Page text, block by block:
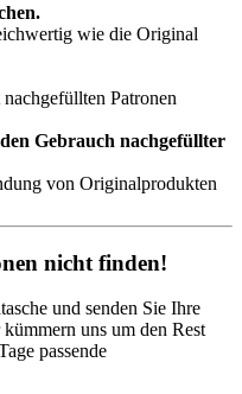
wie die Original
Patronen
Gebrauch nachgefüllter
von Originalprodukten
nicht finden!
und senden Sie Ihre
uns um den Rest
passende